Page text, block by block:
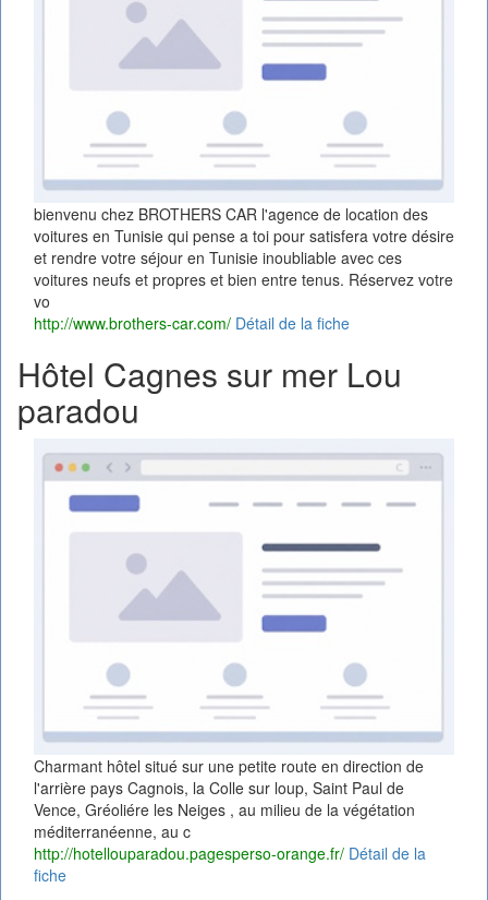
bienvenu chez BROTHERS CAR l'agence de location des
voitures en Tunisie qui pense a toi pour satisfera votre désire
et rendre votre séjour en Tunisie inoubliable avec ces
voitures neufs et propres et bien entre tenus. Réservez votre
vo
http://www.brothers-car.com/ Détail de la fiche
Hôtel Cagnes sur mer Lou
paradou
Charmant hôtel situé sur une petite route en direction de
l'arrière pays Cagnois, la Colle sur loup, Saint Paul de
Vence, Gréoliére les Neiges , au milieu de la végétation
méditerranéenne, au c
http://hotellouparadou.pagesperso-orange.fr/ Détail de la
fiche